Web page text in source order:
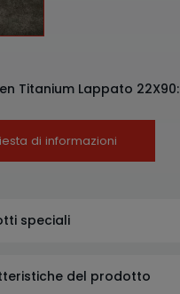
Titanium Lappato 22X90:
di informazioni
speciali
del prodotto